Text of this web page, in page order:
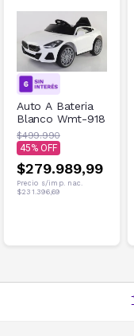
Auto A Bateria
Blanco Wmt-918
$499.990
45
$279.989,99
Precio s/imp. nac.
$231.396,69